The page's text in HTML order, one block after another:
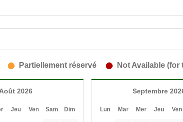
Partiellement réservé Not Available
Août 2026
Jeu Ven Sam Dim
Septembre
Lun Mar Mer Jeu Ven